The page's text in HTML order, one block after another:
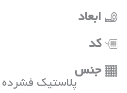
ابعاد
کد
جنس
پلاستیک